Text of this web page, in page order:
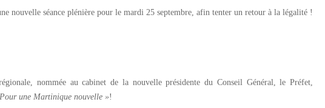
nouvelle séance plénière pour le mardi 25 septembre, afin tenter un retour à la légalité !
nommée au cabinet de la nouvelle présidente du Conseil Général, le Préfet,
une Martinique nouvelle »!